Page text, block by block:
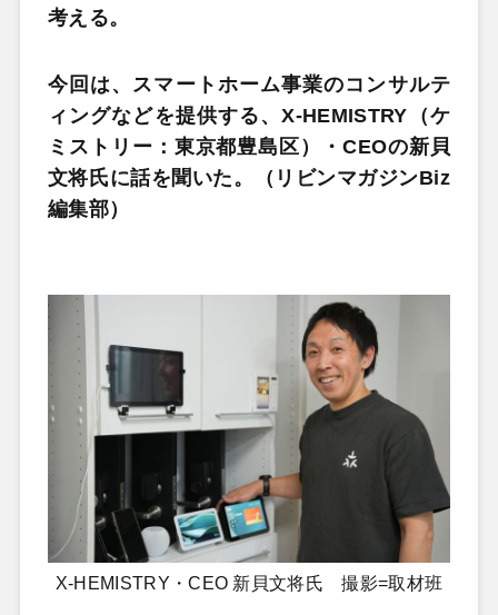
考える。
今回は、スマートホーム事業のコンサルテ
ィングなどを提供する、X-HEMISTRY（ケ
ミストリー：東京都豊島区）・CEOの新貝
文将氏に話を聞いた。（リビンマガジンBiz
編集部）
X-HEMISTRY・CEO 新貝文将氏 撮影=取材班